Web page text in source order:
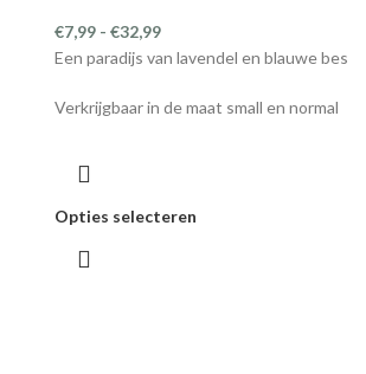
€7,99 - €32,99
Een paradijs van lavendel en blauwe bes
Verkrijgbaar in de maat small en normal
Opties selecteren